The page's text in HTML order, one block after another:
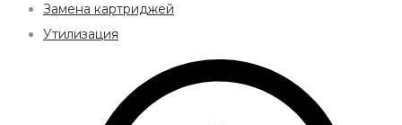
Замена картриджей
Утилизация